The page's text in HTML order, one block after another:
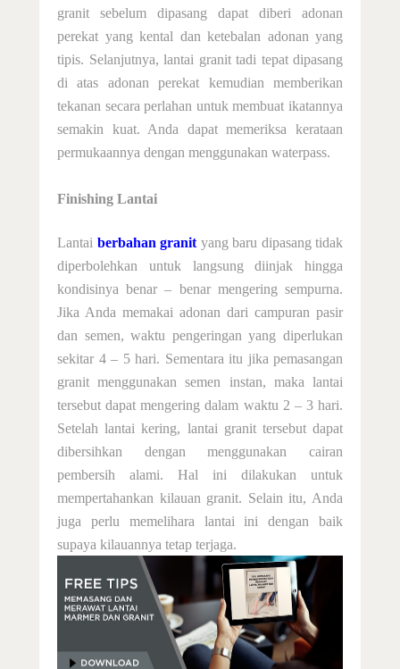
granit sebelum dipasang dapat diberi adonan
perekat yang kental dan ketebalan adonan yang
tipis. Selanjutnya, lantai granit tadi tepat dipasang
di atas adonan perekat kemudian memberikan
tekanan secara perlahan untuk membuat ikatannya
semakin kuat. Anda dapat memeriksa kerataan
permukaannya dengan menggunakan waterpass.
Finishing Lantai
Lantai berbahan granit yang baru dipasang tidak
diperbolehkan untuk langsung diinjak hingga
kondisinya benar – benar mengering sempurna.
Jika Anda memakai adonan dari campuran pasir
dan semen, waktu pengeringan yang diperlukan
sekitar 4 – 5 hari. Sementara itu jika pemasangan
granit menggunakan semen instan, maka lantai
tersebut dapat mengering dalam waktu 2 – 3 hari.
Setelah lantai kering, lantai granit tersebut dapat
dibersihkan dengan menggunakan cairan
pembersih alami. Hal ini dilakukan untuk
mempertahankan kilauan granit. Selain itu, Anda
juga perlu memelihara lantai ini dengan baik
supaya kilauannya tetap terjaga.